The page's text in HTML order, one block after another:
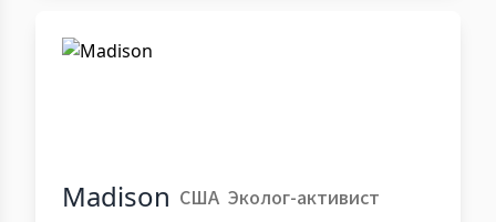
Madison США Эколог-активист